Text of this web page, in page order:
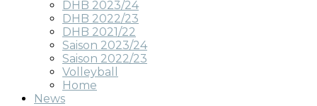
DHB 2023/24
DHB 2022/23
DHB 2021/22
Saison 2023/24
Saison 2022/23
Volleyball
Home
News